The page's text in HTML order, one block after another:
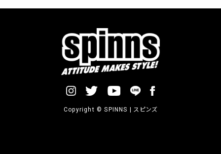
Copyright © SPINNS | スピンズ